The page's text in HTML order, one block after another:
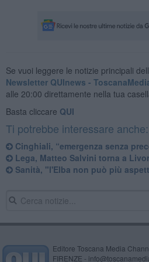
Se vuoi leggere le notizie principali
Newsletter QUInews -
alle 20:00 direttamente nella tua
Basta cliccare QUI
Ti potrebbe interessare anche:
Cinghiali, “emergenza senza
Lega, Matteo Salvini torna a
Sanità, "l'Elba non può più
Editore Toscana Media
FIRENZE -